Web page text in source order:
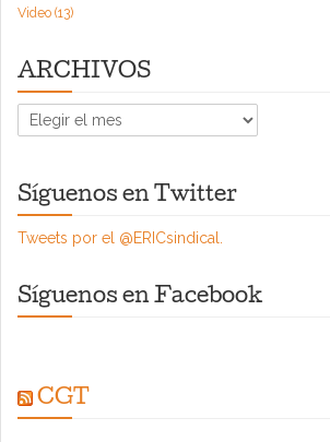
Video (13)
ARCHIVOS
ARCHIVOS
Síguenos en Twitter
Tweets por el @ERICsindical.
Síguenos en Facebook
CGT